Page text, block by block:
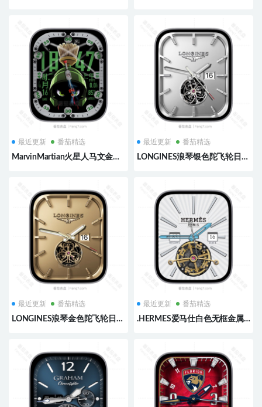
最近更新 番茄精选
MarvinMartian火星人马文金属
最近更新 番茄精选
LONGINES浪琴银色陀飞轮日志
最近更新 番茄精选
LONGINES浪琴金色陀飞轮日志
最近更新 番茄精选
.HERMES爱马仕白色无框金属